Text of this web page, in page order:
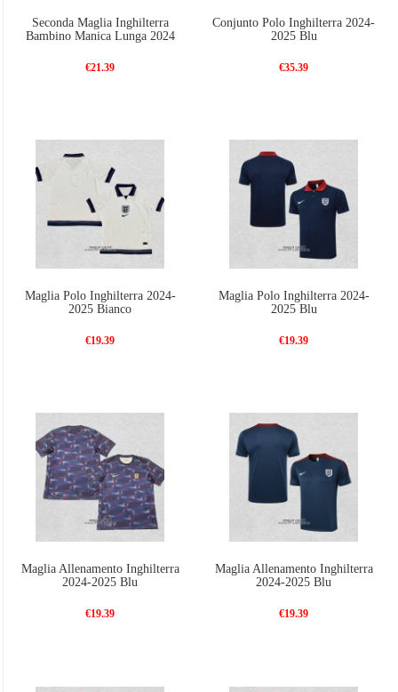
Seconda Maglia Inghilterra
Bambino Manica Lunga 2024
€21.39
Conjunto Polo Inghilterra 2024-
2025 Blu
€35.39
Maglia Polo Inghilterra 2024-
2025 Bianco
€19.39
Maglia Polo Inghilterra 2024-
2025 Blu
€19.39
Maglia Allenamento Inghilterra
2024-2025 Blu
€19.39
Maglia Allenamento Inghilterra
2024-2025 Blu
€19.39